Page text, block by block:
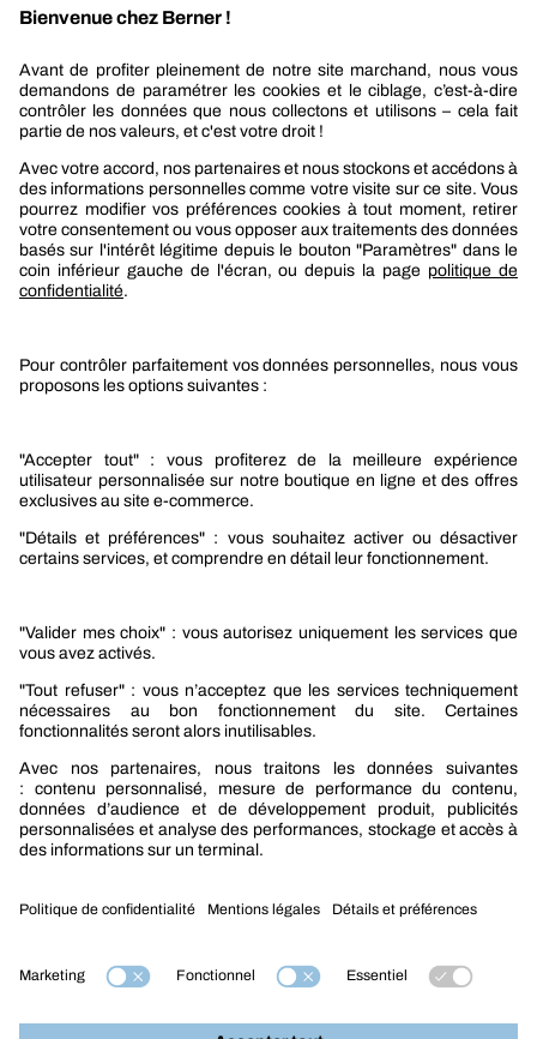
Berner
Boutique Berner
Boutique Berner Industry Services
Le groupe Berner
Nos produits
Sélection produits automobile
Sélection produits bâtiment
Promotions
Nouveautés mobilité
Nouveautés construction
CARRIÈRES
NOTRE OFFRE
Entre vous et nous
Nous contacter
Mention légales